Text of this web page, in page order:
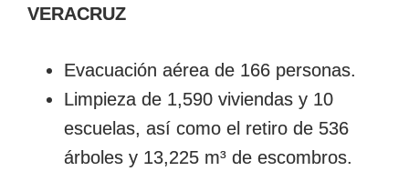
VERACRUZ
Evacuación aérea de 166 personas.
Limpieza de 1,590 viviendas y 10
escuelas, así como el retiro de 536
árboles y 13,225 m³ de escombros.